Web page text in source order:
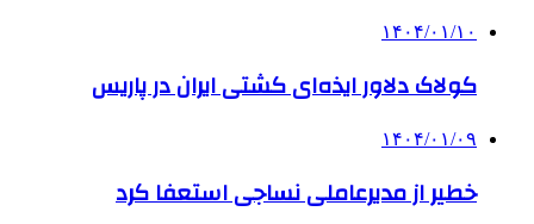
۱۴۰۴/۰۱/۱۰
کولاک دلاور ایذه‌ای کشتی ایران در پاریس
۱۴۰۴/۰۱/۰۹
خطیر از مدیرعاملی نساجی استعفا کرد